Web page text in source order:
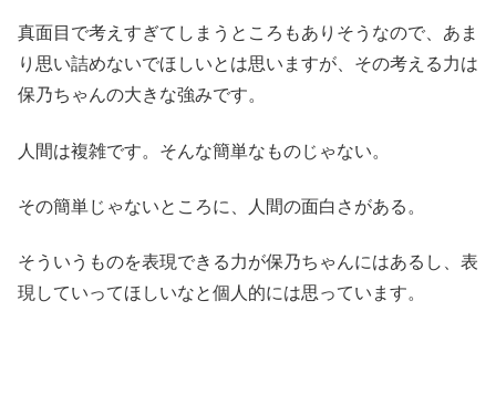
真面目で考えすぎてしまうところもありそうなので、あま
り思い詰めないでほしいとは思いますが、その考える力は
保乃ちゃんの大きな強みです。
人間は複雑です。そんな簡単なものじゃない。
その簡単じゃないところに、人間の面白さがある。
そういうものを表現できる力が保乃ちゃんにはあるし、表
現していってほしいなと個人的には思っています。